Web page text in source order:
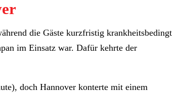
die Gäste kurzfristig krankheitsbedingt
im Einsatz war. Dafür kehrte der
doch Hannover konterte mit einem